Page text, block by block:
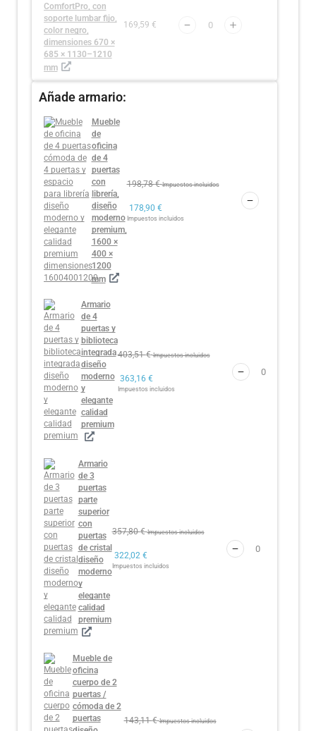
ComfortPro, con
soporte lumbar fijo,
color negro,
dimensiones 670 ×
685 × 1130–1210
mm
169,59 €
Añade armario:
Mueble
de
oficina
de 4
puertas
con
librería,
diseño
moderno
premium,
1600 ×
400 ×
1200
mm
198,78€ Impuestos incluidos
178,90 €
Impuestos incluidos
Armario
de 4
puertas y
biblioteca
integrada
diseño
moderno
y
elegante
calidad
premium
403,51€ Impuestos incluidos
363,16 €
Impuestos incluidos
Armario
de 3
puertas
parte
superior
con
puertas
de cristal
diseño
moderno
y
elegante
calidad
premium
357,80€ Impuestos incluidos
322,02 €
Impuestos incluidos
Mueble de
oficina
cuerpo de 2
puertas /
cómoda de 2
puertas
143,11€ Impuestos incluidos